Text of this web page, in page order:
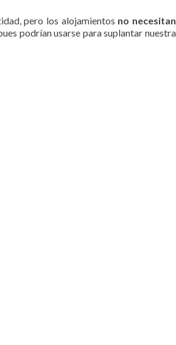
pero los alojamientos no necesitan
podrían usarse para suplantar nuestra